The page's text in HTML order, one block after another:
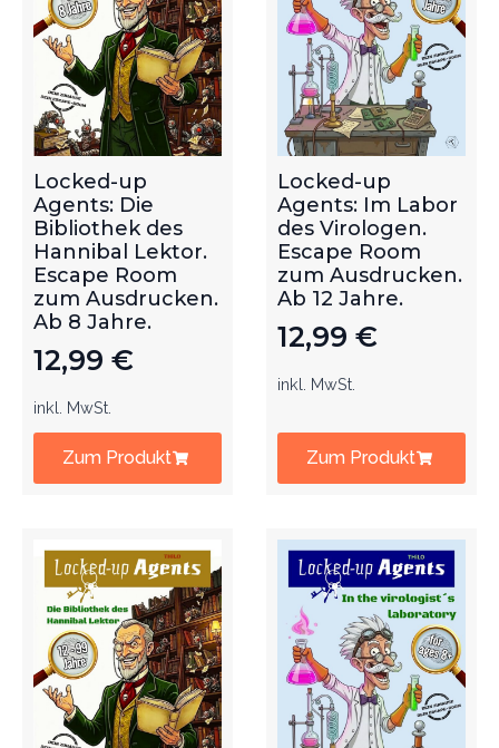
Locked-up
Agents: Die
Bibliothek des
Hannibal Lektor.
Escape Room
zum Ausdrucken.
Ab 8 Jahre.
12,99 €
inkl. MwSt.
Zum Produkt
Locked-up
Agents: Im Labor
des Virologen.
Escape Room
zum Ausdrucken.
Ab 12 Jahre.
12,99 €
inkl. MwSt.
Zum Produkt